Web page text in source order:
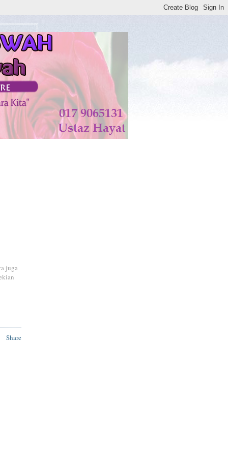
TAALA. AMIN**
juga
Share